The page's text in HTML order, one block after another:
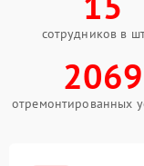
сотрудников в
2069
отремонтированных